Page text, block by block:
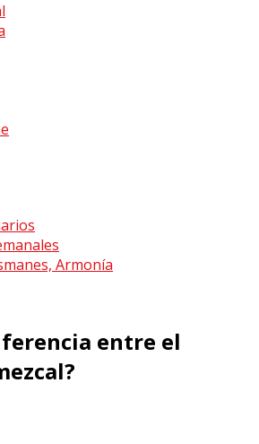
Armonía
entre el